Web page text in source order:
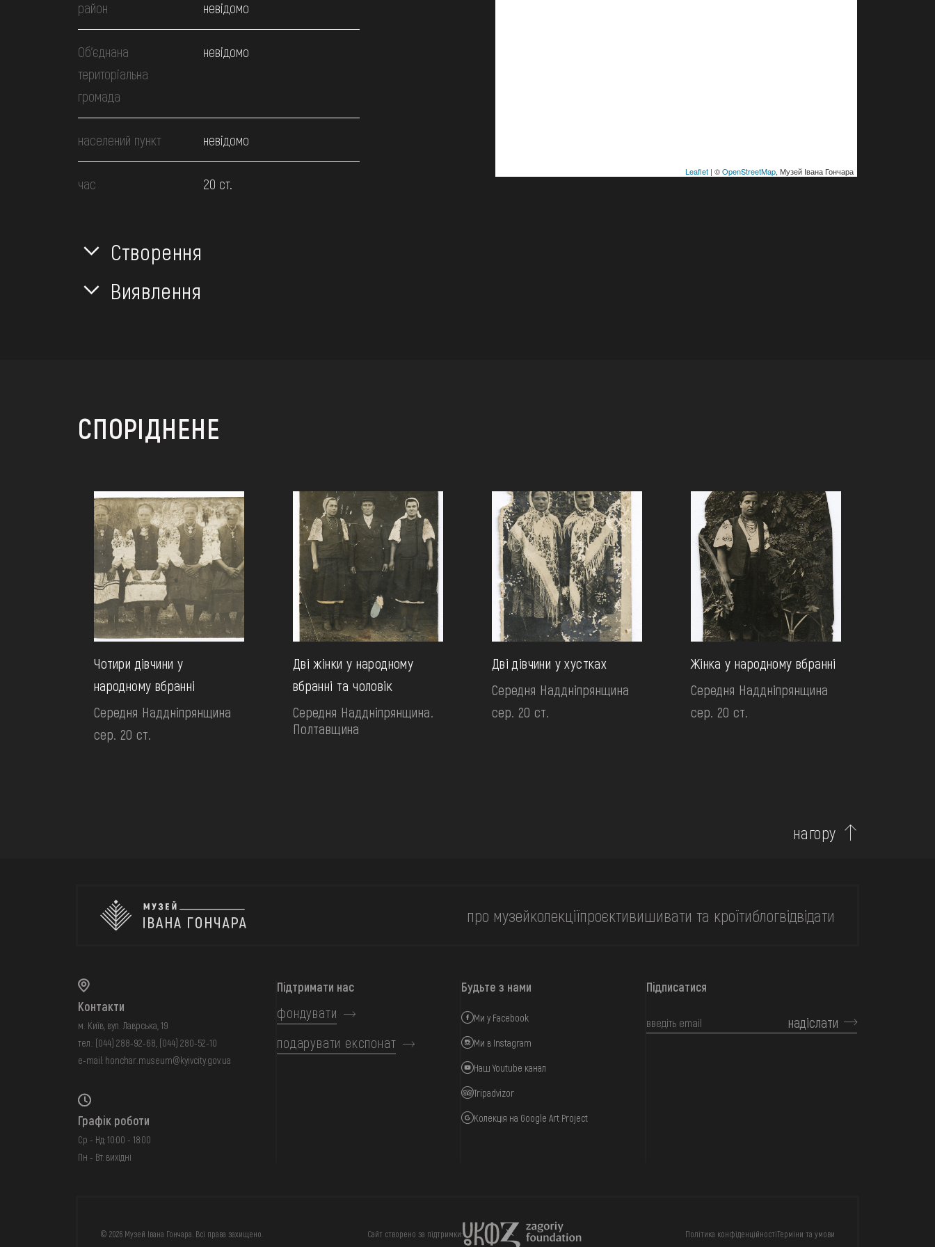
FAQ ОНЛАЙН-КРАМНИЦЯ ПІДТРИМАТИ КОНТАКТИ
район невідомо
Об’єднана
територіальна
громада
невідомо
населений пункт невідомо
час 20 ст.
Leaflet | ©OpenStreetMap, Музей Івана Гончара
Створення
Виявлення
СПОРІДНЕНЕ
Чотири дівчини у
народному вбранні
Середня Наддніпрянщина
сер. 20 ст.
Дві жінки у народному
вбранні та чоловік
Середня Наддніпрянщина.
Полтавщина
Дві дівчини у хустках
Середня Наддніпрянщина
сер. 20 ст.
Жінка у народному вбранні
Середня Наддніпрянщина
сер. 20 ст.
нагору
про музейколекціїпроєктивишивати та кроїтиблогвідвідати
Контакти
м. Київ, вул. Лаврська, 19
тел.: (044) 288-92-68 (044) 280-52-10
e-mail: honchar.museum@kyivcity.gov.ua
Графік роботи
Ср - Нд: 10:00 - 18:00
Пн - Вт: вихідні
Підтримати нас
фондувати
подарувати експонат
Будьте з нами
Ми у Facebook
Ми в Instagram
Наш Youtube канал
Tripadvizor
Колекція на Google Art Project
Підписатися
надіслати
© 2026 Музей Івана Гончара. Всі права захищено. Сайт створено за підтримки: Політика конфіденційностіТерміни та умови